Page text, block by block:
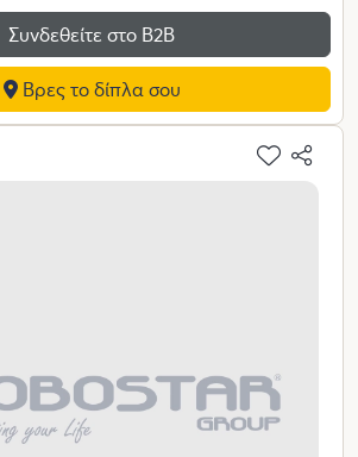
Συνδεθείτε στο Β2Β
Βρες το δίπλα σου